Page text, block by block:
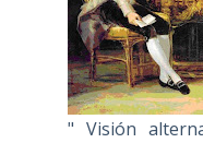
" Visión